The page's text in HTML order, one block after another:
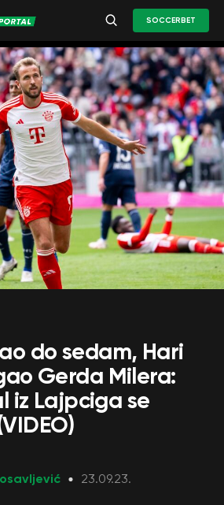
SOCCERBET
do sedam, Hari
Gerda Milera:
iz Lajpciga se
23.09.23.